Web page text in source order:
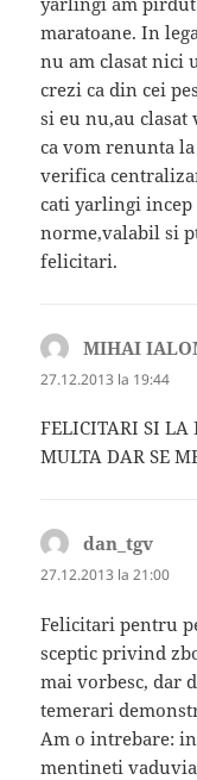
maratoane. In
nu am clasat nici
crezi ca din cei
si eu nu,au clasat
ca vom renunta
verifica
cati yarlingi incep
norme,valabil si
felicitari.
MIHAI
27.12.2013 la 19:44
FELICITARI SI LA
MULTA DAR SE
dan_tgv
27.12.2013 la 21:00
Felicitari pentru
sceptic privind
mai vorbesc, dar
temerari
Am o intrebare:
mentineti